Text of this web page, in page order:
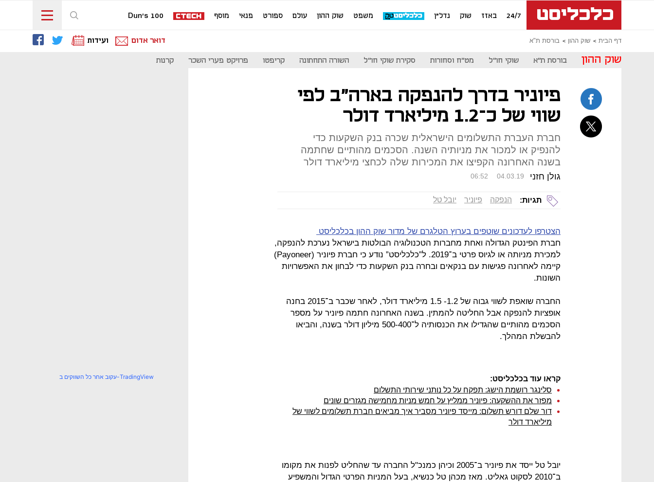
24/7 באזז שוק נדל"ן משפט שוק ההון עולם ספורט פנאי מוסף Dun's 100
דף הבית שוק ההון בורסת ת"א דואר אדום ועידות
שוק ההון בורסת ת"א שוקי חו"ל מט"ח וסחורות סקירת שוקי חו"ל השורה התחתונה קריפטו פרויקט פערי השכר קרנות
פיוניר בדרך להנפקה בארה"ב לפי
שווי של כ־1.2 מיליארד דולר
חברת העברת התשלומים הישראלית שכרה בנק השקעות כדי
להנפיק או למכור את מניותיה השנה. הסכמים מהותיים שחתמה
בשנה האחרונה הקפיצו את המכירות שלה לכחצי מיליארד דולר
גולן חזני 06:52 04.03.19
תגיות: הנפקה פיוניר יובל טל
הצטרפו לעדכונים שוטפים בערוץ הטלגרם של מדור שוק ההון בכלכליסט
חברת הפינטק הגדולה ואחת מחברות הטכנולוגיה הבולטות בישראל נערכת להנפקה,
למכירת מניותה או לגיוס פרטי ב־2019. ל”כלכליסט” נודע כי חברת פיוניר (Payoneer)
קיימה לאחרונה פגישות עם בנקאים ובחרה בנק השקעות כדי לבחון את האפשרויות
השונות.
החברה שואפת לשווי גבוה של 1.2‑ 1.5 מיליארד דולר, לאחר שכבר ב־2015 בחנה
אופציות להנפקה אבל החליטה להמתין. בשנה האחרונה חתמה פיוניר על מספר
הסכמים מהותיים שהגדילו את הכנסותיה ל־400‑500 מיליון דולר בשנה, והביאו
להבשלת המהלך.
קראו עוד בכלכליסט:
סלינגר רושמת הישג: תפקח על כל נותני שירותי התשלום
מפזר את ההשקעה: פיוניר ממליץ על חמש מניות מחמישה מגזרים שונים
דור שלם דורש תשלום: מייסד פיוניר מסביר איך מביאים חברת תשלומים לשווי של
מיליארד דולר
יובל טל ייסד את פיוניר ב־2005 וכיהן כמנכ"ל החברה עד שהחליט לפנות את מקומו
ב־2010 לסקוט גאליט. מאז מכהן טל כנשיא, בעל המניות הפרטי הגדול והמשפיע
עקוב אחר כל השווקים ב-TradingView